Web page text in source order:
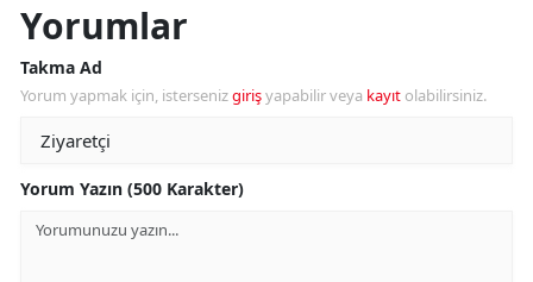
Yorumlar
Takma Ad
Yorum yapmak için, istersenizgirişyapabilir veya kayıt olabilirsiniz.
Yorum Yazın (500 Karakter)